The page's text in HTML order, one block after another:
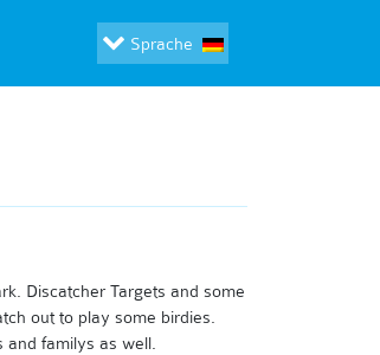
Sprache
Discatcher Targets and some
out to play some birdies.
and familys as well.